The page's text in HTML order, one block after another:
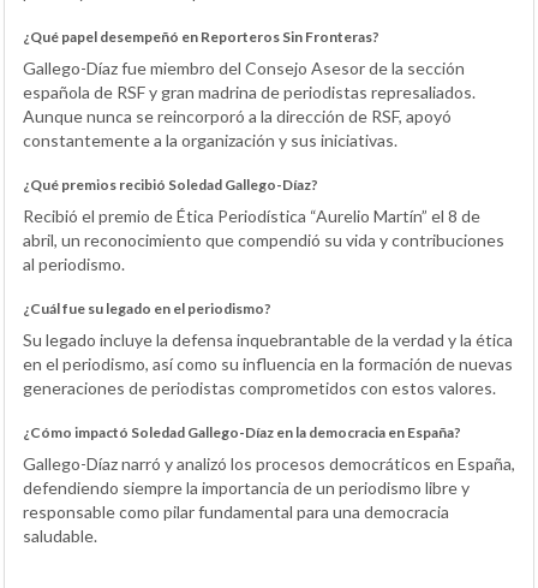
¿Qué papel desempeñó en Reporteros Sin Fronteras?
Gallego-Díaz fue miembro del Consejo Asesor de la sección
española de RSF y gran madrina de periodistas represaliados.
Aunque nunca se reincorporó a la dirección de RSF, apoyó
constantemente a la organización y sus iniciativas.
¿Qué premios recibió Soledad Gallego-Díaz?
Recibió el premio de Ética Periodística “Aurelio Martín” el 8 de
abril, un reconocimiento que compendió su vida y contribuciones
al periodismo.
¿Cuál fue su legado en el periodismo?
Su legado incluye la defensa inquebrantable de la verdad y la ética
en el periodismo, así como su influencia en la formación de nuevas
generaciones de periodistas comprometidos con estos valores.
¿Cómo impactó Soledad Gallego-Díaz en la democracia en España?
Gallego-Díaz narró y analizó los procesos democráticos en España,
defendiendo siempre la importancia de un periodismo libre y
responsable como pilar fundamental para una democracia
saludable.